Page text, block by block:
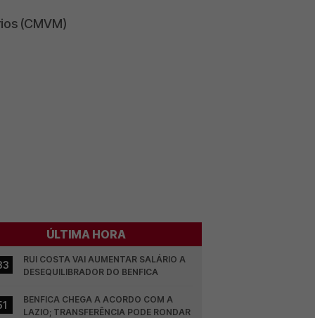
(CMVM)
ÚLTIMA HORA
RUI COSTA VAI AUMENTAR SALÁRIO A
DESEQUILIBRADOR DO BENFICA
BENFICA CHEGA A ACORDO COM A
LAZIO; TRANSFERÊNCIA PODE RONDAR